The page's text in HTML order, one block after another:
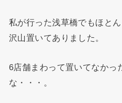
私が行った浅草橋でもほと
沢山置いてありました。
6店舗まわって置いてなかっ
な・・・。